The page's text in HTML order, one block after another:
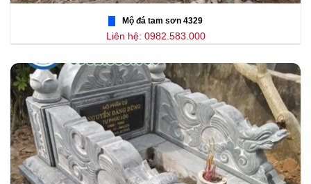
Mộ đá tam sơn 4329
Liên hệ: 0982.583.000